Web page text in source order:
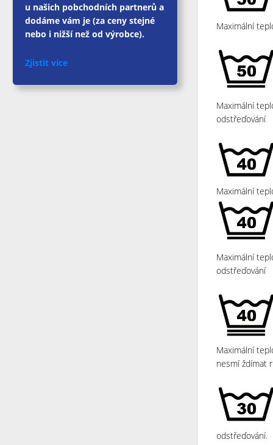
Maximální
Maximální
odstřeďování
Maximální
Maximální
odstřeďování
Maximální
nesmí ždímat
odstřeďování.
u našich pobchodních partnerů a
dodáme vám je (za ceny stejné
nebo i nižší než od výrobce).
Zjistit více